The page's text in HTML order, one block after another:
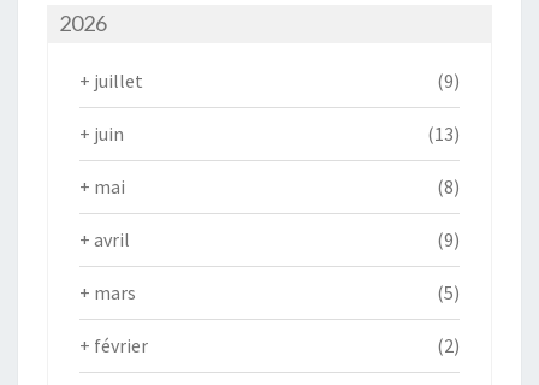
2026
+ juillet (9)
+ juin (13)
+ mai (8)
+ avril (9)
+ mars (5)
+ février (2)